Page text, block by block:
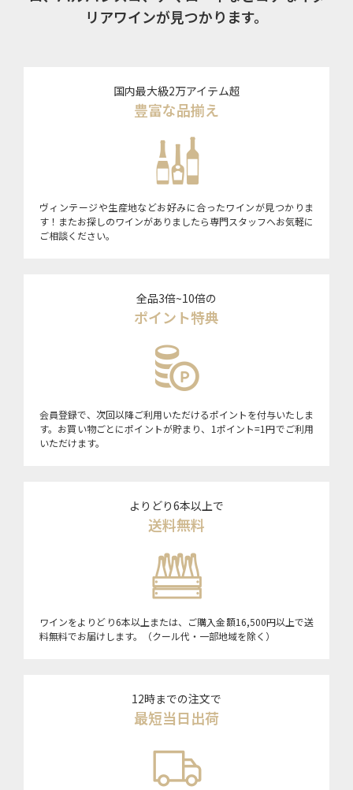
リアワインが見つかります。
国内最大級2万アイテム超
豊富な品揃え
ヴィンテージや生産地などお好みに合ったワインが見つかりま
す！またお探しのワインがありましたら専門スタッフへお気軽に
ご相談ください。
全品3倍~10倍の
ポイント特典
会員登録で、次回以降ご利用いただけるポイントを付与いたしま
す。お買い物ごとにポイントが貯まり、1ポイント=1円でご利用
いただけます。
よりどり6本以上で
送料無料
ワインをよりどり6本以上または、ご購入金額16,500円以上で送
料無料でお届けします。（クール代・一部地域を除く）
12時までの注文で
最短当日出荷